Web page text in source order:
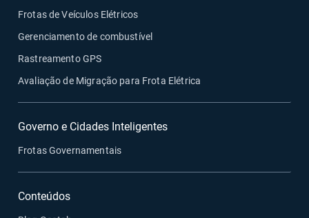
Frotas de Veículos Elétricos
Gerenciamento de combustível
Rastreamento GPS
Avaliação de Migração para Frota Elétrica
Governo e Cidades Inteligentes
Frotas Governamentais
Conteúdos